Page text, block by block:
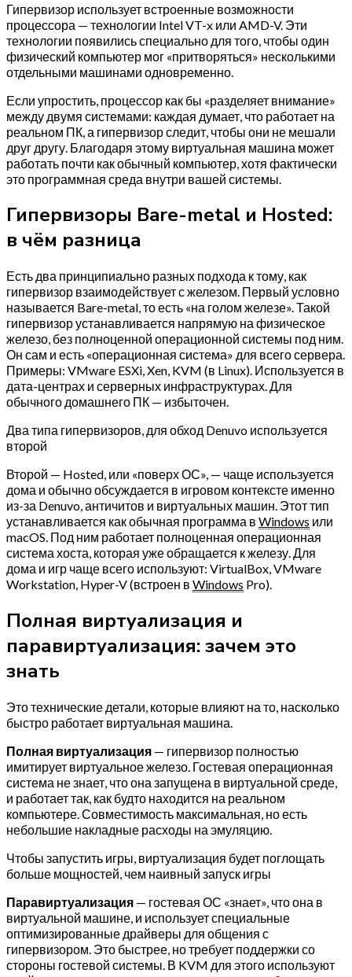
Гипервизор использует встроенные возможности
процессора — технологии Intel VT-x или AMD-V. Эти
технологии появились специально для того, чтобы один
физический компьютер мог «притворяться» несколькими
отдельными машинами одновременно.
Если упростить, процессор как бы «разделяет внимание»
между двумя системами: каждая думает, что работает на
реальном ПК, а гипервизор следит, чтобы они не мешали
друг другу. Благодаря этому виртуальная машина может
работать почти как обычный компьютер, хотя фактически
это программная среда внутри вашей системы.
Гипервизоры Bare-metal и Hosted:
в чём разница
Есть два принципиально разных подхода к тому, как
гипервизор взаимодействует с железом. Первый условно
называется Bare-metal, то есть «на голом железе». Такой
гипервизор устанавливается напрямую на физическое
железо, без полноценной операционной системы под ним.
Он сам и есть «операционная система» для всего сервера.
Примеры: VMware ESXi, Xen, KVM (в Linux). Используется в
дата-центрах и серверных инфраструктурах. Для
обычного домашнего ПК — избыточен.
Два типа гипервизоров, для обход Denuvo используется
второй
Второй — Hosted, или «поверх ОС», — чаще используется
дома и обычно обсуждается в игровом контексте именно
из-за Denuvo, античитов и виртуальных машин. Этот тип
устанавливается как обычная программа в Windows или
macOS. Под ним работает полноценная операционная
система хоста, которая уже обращается к железу. Для
дома и игр чаще всего используют: VirtualBox, VMware
Workstation, Hyper-V (встроен в Windows Pro).
Полная виртуализация и
паравиртуализация: зачем это
знать
Это технические детали, которые влияют на то, насколько
быстро работает виртуальная машина.
Полная виртуализация — гипервизор полностью
имитирует виртуальное железо. Гостевая операционная
система не знает, что она запущена в виртуальной среде,
и работает так, как будто находится на реальном
компьютере. Совместимость максимальная, но есть
небольшие накладные расходы на эмуляцию.
Чтобы запустить игры, виртуализация будет поглощать
больше мощностей, чем наивный запуск игры
Паравиртуализация — гостевая ОС «знает», что она в
виртуальной машине, и использует специальные
оптимизированные драйверы для общения с
гипервизором. Это быстрее, но требует поддержки со
стороны гостевой системы. В KVM для этого используют